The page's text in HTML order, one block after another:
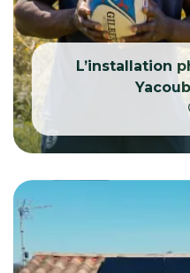
L’installation